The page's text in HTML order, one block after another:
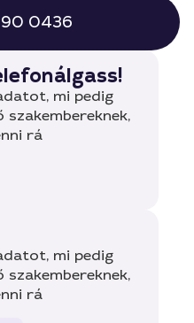
0436
mi pedig
rá
mi pedig
rá